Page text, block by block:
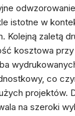
istotne w
Kolejną zaletą
kosztowa przy
co
projektów.
na szeroki